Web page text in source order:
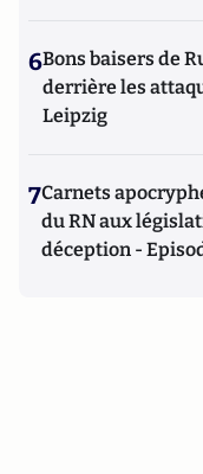
6Bons baisers de
derrière les
Leipzig
7Carnets
du RN aux
déception -